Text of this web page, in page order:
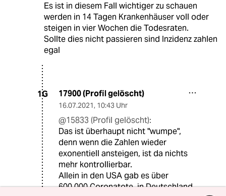
Es ist in diesem Fall wichtiger zu schauen
werden in 14 Tagen Krankenhäuser voll oder
steigen in vier Wochen die Todesraten.
Sollte dies nicht passieren sind Inzidenz zahlen
egal
1G 17900 (Profil gelöscht)
16.07.2021, 10:43 Uhr
@15833 (Profil gelöscht):
Das ist überhaupt nicht "wumpe",
denn wenn die Zahlen wieder
exonentiell ansteigen, ist da nichts
mehr kontrollierbar.
Allein in den USA gab es über
600.000 Coronatote, in Deutschland